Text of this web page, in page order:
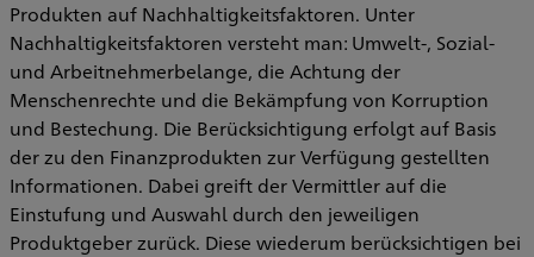
Produkten auf Nachhaltigkeitsfaktoren. Unter
Nachhaltigkeitsfaktoren versteht man: Umwelt-, Sozial-
und Arbeitnehmerbelange, die Achtung der
Menschenrechte und die Bekämpfung von Korruption
und Bestechung. Die Berücksichtigung erfolgt auf Basis
der zu den Finanzprodukten zur Verfügung gestellten
Informationen. Dabei greift der Vermittler auf die
Einstufung und Auswahl durch den jeweiligen
Produktgeber zurück. Diese wiederum berücksichtigen bei